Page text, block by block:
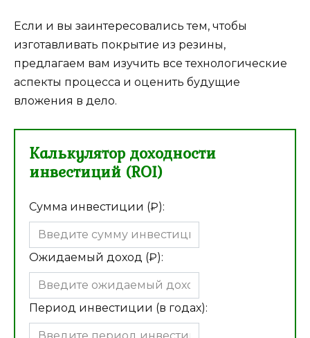
Если и вы заинтересовались тем, чтобы
изготавливать покрытие из резины,
предлагаем вам изучить все технологические
аспекты процесса и оценить будущие
вложения в дело.
Калькулятор доходности
инвестиций (ROI)
Сумма инвестиции (₽):
Ожидаемый доход (₽):
Период инвестиции (в годах):